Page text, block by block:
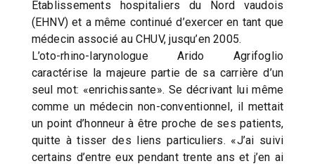
Établissements hospitaliers du Nord vaudois
(EHNV) et a même continué d’exercer en tant que
médecin associé au CHUV, jusqu’en 2005.
L’oto-rhino-larynologue Arido Agrifoglio
caractérise la majeure partie de sa carrière d’un
seul mot: «enrichissante». Se décrivant lui même
comme un médecin non-conventionnel, il mettait
un point d’honneur à être proche de ses patients,
quitte à tisser des liens particuliers. «J’ai suivi
certains d’entre eux pendant trente ans et j’en ai